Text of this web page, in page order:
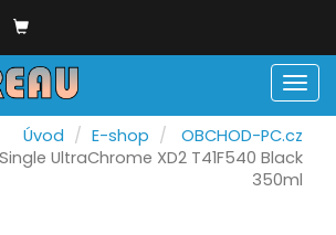
Úvod E-shop
OBCHOD-PC.cz
UltraChrome XD2 T41F540 Black
350ml